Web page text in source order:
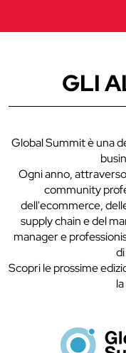
GLI
Global Summit è una
Ogni anno,
community
dell'ecommerce,
supply chain e del
manager e
Scopri le prossime